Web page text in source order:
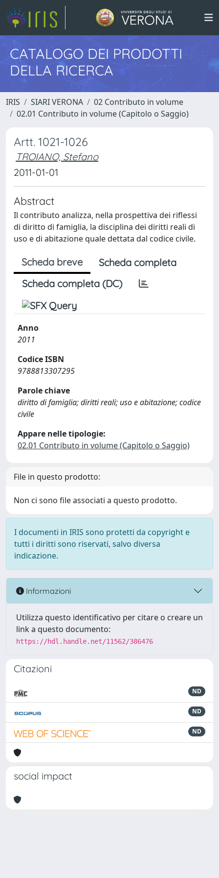
CATALOGO DEI PRODOTTI
DELLA RICERCA
IRIS SIARI VERONA
02 Contributo in volume
02.01 Contributo in volume (Capitolo o Saggio)
Artt. 1021-1026
TROIANO, Stefano
2011-01-01
Abstract
Il contributo analizza, nella prospettiva dei riflessi
di diritto di famiglia, la disciplina dei diritti reali di
uso e di abitazione quale dettata dal codice civile.
Scheda breve
Scheda completa
Scheda completa (DC)
Anno
2011
Codice ISBN
9788813307295
Parole chiave
diritto di famiglia; diritti reali; uso e abitazione; codice
civile
Appare nelle tipologie:
02.01 Contributo in volume (Capitolo o Saggio)
File in questo prodotto:
Non ci sono file associati a questo prodotto.
I documenti in IRIS sono protetti da copyright e
tutti i diritti sono riservati, salvo diversa
indicazione.
Informazioni
Utilizza questo identificativo per citare o creare un
link a questo documento:
https://hdl.handle.net/11562/386476
Citazioni
ND
ND
ND
social impact